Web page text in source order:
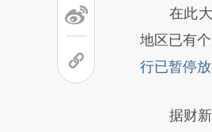
在此大
地区已有
行已暂停
据财新